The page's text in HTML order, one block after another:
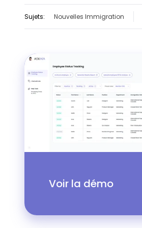
Sujets: Nouvelles Immigration
Voir la démo
Voir
la
démo